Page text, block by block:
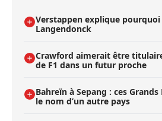
Verstappen explique
Langendonck
Crawford aimerait être titulaire
de F1 dans un futur proche
Bahreïn à Sepang : ces
le nom d’un autre pays